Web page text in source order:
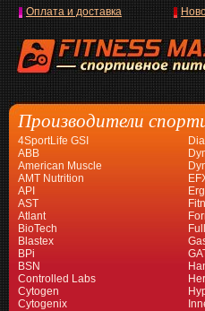
Оплата и доставка
Производители
4SportLife GSI
ABB
American Muscle
AMT Nutrition
API
AST
Atlant
BioTech
Blastex
BPi
BSN
Controlled Labs
Cytogen
Cytogenix